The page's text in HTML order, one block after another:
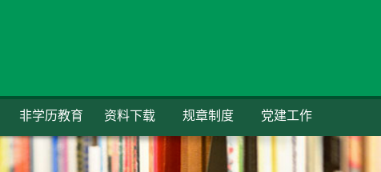
非学历教育 资料下载 规章制度 党建工作